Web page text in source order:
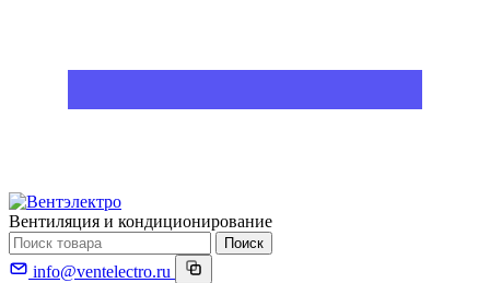
Вентиляция и кондиционирование
Поиск
info@ventelectro.ru